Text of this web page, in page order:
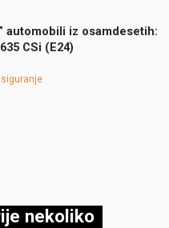
automobili iz osamdesetih:
CSi (E24)
nekoliko